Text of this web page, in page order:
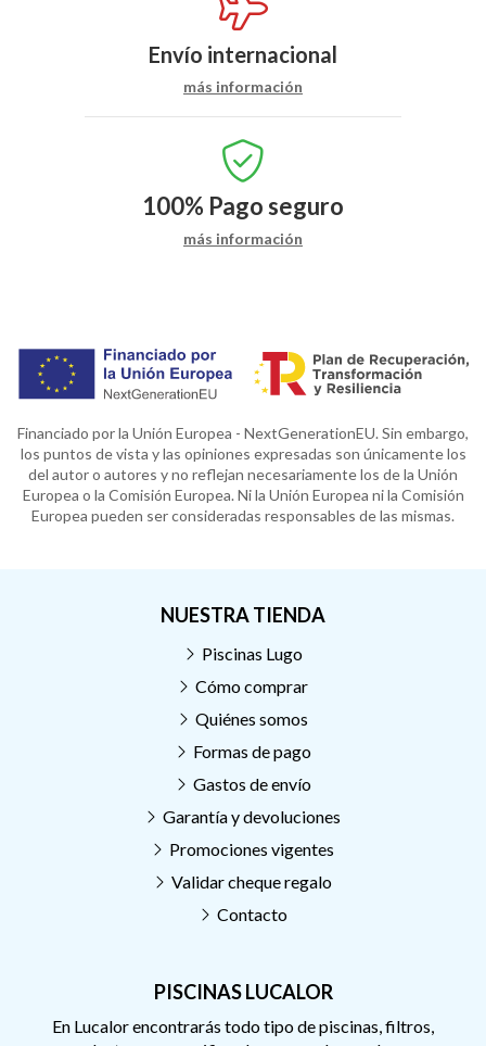
Envío internacional
más información
100% Pago seguro
más información
Financiado por la Unión Europea - NextGenerationEU. Sin embargo,
los puntos de vista y las opiniones expresadas son únicamente los
del autor o autores y no reflejan necesariamente los de la Unión
Europea o la Comisión Europea. Ni la Unión Europea ni la Comisión
Europea pueden ser consideradas responsables de las mismas.
PISCINAS LUCALOR
En Lucalor encontrarás todo tipo de piscinas, filtros,
NUESTRA TIENDA
Piscinas Lugo
Cómo comprar
Quiénes somos
Formas de pago
Gastos de envío
Garantía y devoluciones
Promociones vigentes
Validar cheque regalo
Contacto